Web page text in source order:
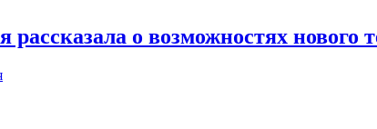
о возможностях нового